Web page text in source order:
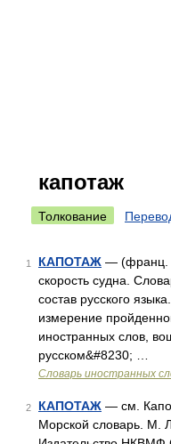
капотаж
Толкование
1 КАПОТАЖ — (франц.
скорость судна.
состав русского
измерение
иностранных слов,
русском&#8230; …
Словарь иностранных
2 КАПОТАЖ — см.
Морской словарь. М.